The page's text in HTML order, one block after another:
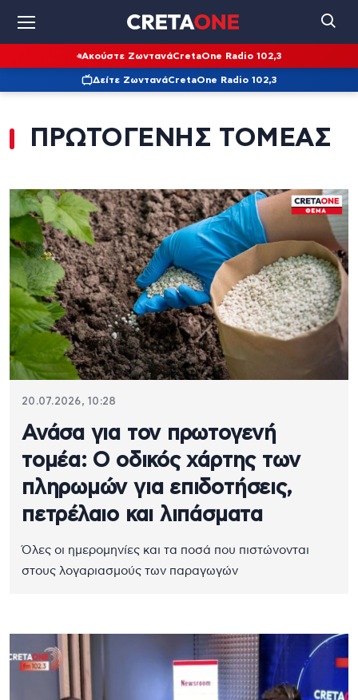
Ακούστε ΖωντανάCretaOne Radio 102,3
Δείτε ΖωντανάCretaOne Radio 102,3
ΠΡΩΤΟΓΕΝΗΣ ΤΟΜΕΑΣ
20.07.2026, 10:28
Ανάσα για τον πρωτογενή
τομέα: Ο οδικός χάρτης των
πληρωμών για επιδοτήσεις,
πετρέλαιο και λιπάσματα
Όλες οι ημερομηνίες και τα ποσά που πιστώνονται
στους λογαριασμούς των παραγωγών